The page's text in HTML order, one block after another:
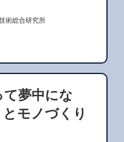
術総合研究所
て夢中にな
とモノづくり